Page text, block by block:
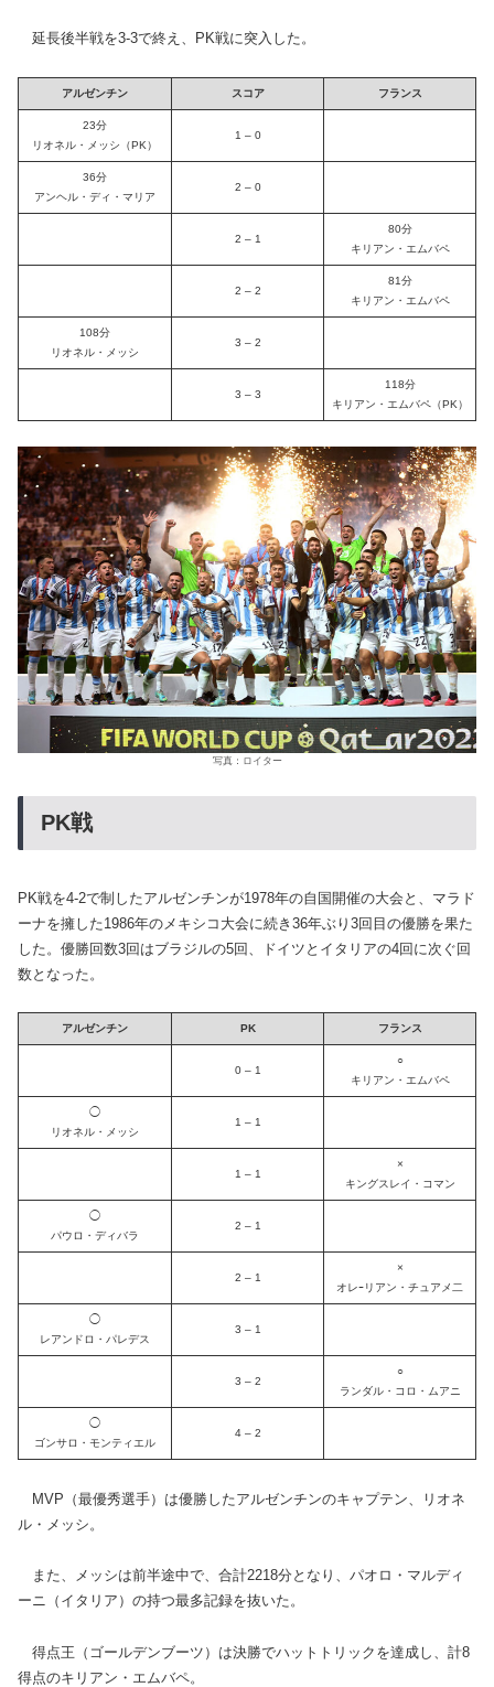
延長後半戦を3-3で終え、PK戦に突入した。
アルゼンチン スコア フランス
23分
リオネル・メッシ（PK）
1 – 0
36分
アンヘル・ディ・マリア
2 – 0
2 – 1
80分
キリアン・エムバペ
2 – 2
81分
キリアン・エムバペ
108分
リオネル・メッシ
3 – 2
3 – 3
118分
キリアン・エムバペ（PK）
写真：ロイター
PK戦
PK戦を4-2で制したアルゼンチンが1978年の自国開催の大会と、マラド
ーナを擁した1986年のメキシコ大会に続き36年ぶり3回目の優勝を果た
した。優勝回数3回はブラジルの5回、ドイツとイタリアの4回に次ぐ回
数となった。
アルゼンチン PK フランス
0 – 1
○
キリアン・エムバペ
◯
リオネル・メッシ
1 – 1
1 – 1
×
キングスレイ・コマン
◯
パウロ・ディバラ
2 – 1
2 – 1
×
オレｰリアン・チュアメ二
◯
レアンドロ・パレデス
3 – 1
3 – 2
○
ランダル・コロ・ムアニ
◯
ゴンサロ・モンティエル
4 – 2
MVP（最優秀選手）は優勝したアルゼンチンのキャプテン、リオネ
ル・メッシ。
また、メッシは前半途中で、合計2218分となり、パオロ・マルディ
ーニ（イタリア）の持つ最多記録を抜いた。
得点王（ゴールデンブーツ）は決勝でハットトリックを達成し、計8
得点のキリアン・エムバペ。